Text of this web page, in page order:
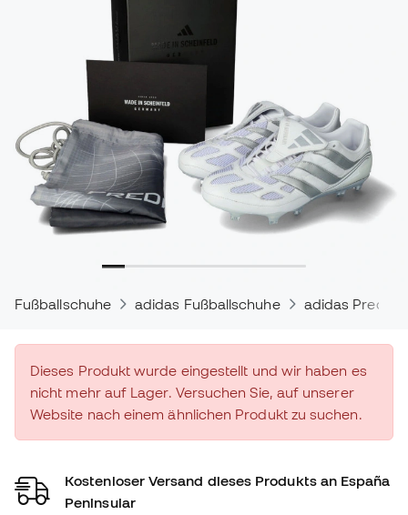
Fußballschuhe adidas Fußballschuhe adidas
Dieses Produkt wurde eingestellt und wir haben es
nicht mehr auf Lager. Versuchen Sie, auf unserer
Website nach einem ähnlichen Produkt zu suchen.
Kostenloser Versand dieses Produkts an España
Peninsular